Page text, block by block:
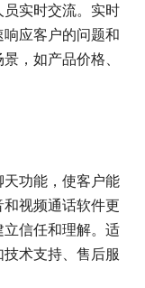
实时交流。实时
应客户的问题和
，如产品价格、
功能，使客户能
视频通话软件更
信任和理解。适
术支持、售后服